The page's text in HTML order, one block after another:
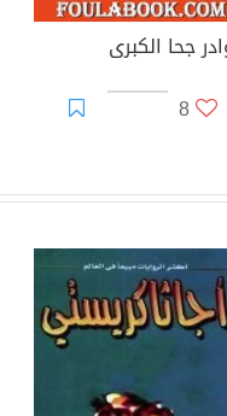
جحا الكبرى
8